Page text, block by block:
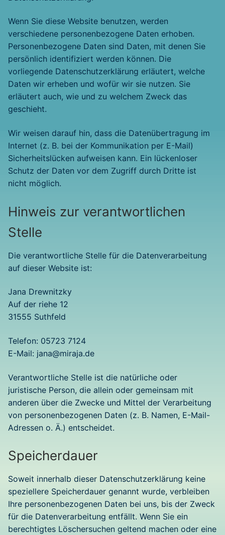
Wenn Sie diese Website benutzen, werden
verschiedene personenbezogene Daten erhoben.
Personenbezogene Daten sind Daten, mit denen Sie
persönlich identifiziert werden können. Die
vorliegende Datenschutzerklärung erläutert, welche
Daten wir erheben und wofür wir sie nutzen. Sie
erläutert auch, wie und zu welchem Zweck das
geschieht.
Wir weisen darauf hin, dass die Datenübertragung im
Internet (z. B. bei der Kommunikation per E-Mail)
Sicherheitslücken aufweisen kann. Ein lückenloser
Schutz der Daten vor dem Zugriff durch Dritte ist
nicht möglich.
Hinweis zur verantwortlichen
Stelle
Die verantwortliche Stelle für die Datenverarbeitung
auf dieser Website ist:
Jana Drewnitzky
Auf der riehe 12
31555 Suthfeld
Telefon: 05723 7124
E-Mail: jana@miraja.de
Verantwortliche Stelle ist die natürliche oder
juristische Person, die allein oder gemeinsam mit
anderen über die Zwecke und Mittel der Verarbeitung
von personenbezogenen Daten (z. B. Namen, E-Mail-
Adressen o. Ä.) entscheidet.
Speicherdauer
Soweit innerhalb dieser Datenschutzerklärung keine
speziellere Speicherdauer genannt wurde, verbleiben
Ihre personenbezogenen Daten bei uns, bis der Zweck
für die Datenverarbeitung entfällt. Wenn Sie ein
berechtigtes Löschersuchen geltend machen oder eine